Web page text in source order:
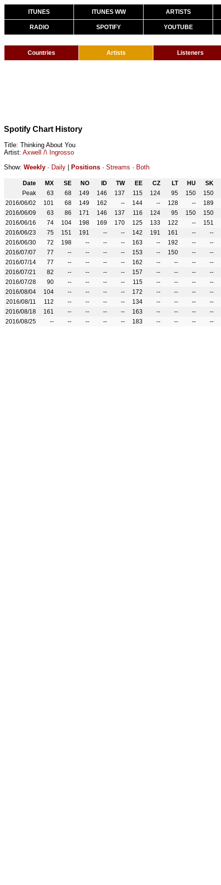
ITUNES ITUNES WW ARTISTS
RADIO SPOTIFY YOUTUBE
Countries Artists Listeners
Spotify Chart History
Title: Thinking About You
Artist: Axwell /\ Ingrosso
Show: Weekly · Daily Positions · Streams · Both
Date MX SE NO ID TW EE CZ LT HU
SK
Peak
63 68 149 146 137 115 124 95 150
150
2016/06/02
101 68 149 162 -- 144 -- 128 --
189
2016/06/09
63 86 171 146 137 116 124 95 150
150
2016/06/16
74 104 198 169 170 125 133 122 --
151
2016/06/23
75 151 191 -- -- 142 191 161 --
--
2016/06/30
72 198 -- -- -- 163 -- 192 --
--
2016/07/07
77 -- -- -- -- 153 -- 150 --
--
2016/07/14
77 -- -- -- -- 162 -- -- --
--
2016/07/21
82 -- -- -- -- 157 -- -- --
--
2016/07/28
90 -- -- -- -- 115 -- -- --
--
2016/08/04
104 -- -- -- -- 172 -- -- --
--
2016/08/11
112 -- -- -- -- 134 -- -- --
--
2016/08/18
161 -- -- -- -- 163 -- -- --
--
2016/08/25
-- -- -- -- -- 183 -- -- -- --